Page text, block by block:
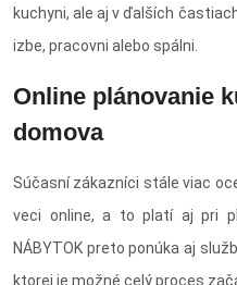
kuchyni, ale aj v ďalších
izbe, pracovni alebo spálni.
Online plánovanie
domova
Súčasní zákazníci stále viac
veci online, a to platí aj pri
NÁBYTOK preto ponúka aj
ktorej je možné celý proces